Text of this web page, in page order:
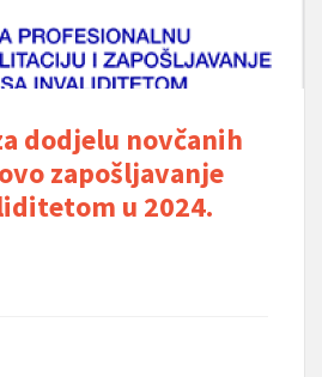
dodjelu novčanih
zapošljavanje
u 2024.